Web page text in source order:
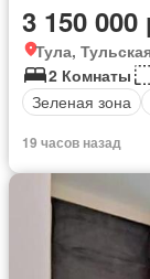
3 150 000
Тула,
2 Комнаты
Зеленая зона
19 часов назад